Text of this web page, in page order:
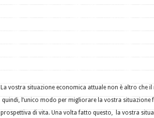
La vostra situazione economica attuale non è altro che
quindi, l’unico modo per migliorare la vostra situazione
prospettiva di vita. Una volta fatto questo, la vostra